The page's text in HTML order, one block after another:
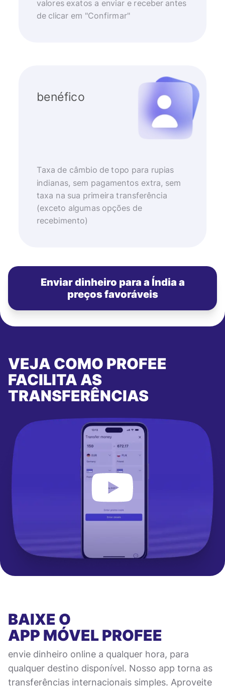
valores exatos a enviar e receber antes
de clicar em "Confirmar"
benéfico
Taxa de câmbio de topo para rupias
indianas, sem pagamentos extra, sem
taxa na sua primeira transferência
(exceto algumas opções de
recebimento)
Enviar dinheiro para a Índia a
preços favoráveis
VEJA COMO PROFEE
FACILITA AS
TRANSFERÊNCIAS
BAIXE O
APP MÓVELPROFEE
envie dinheiro online a qualquer hora, para
qualquer destino disponível. Nosso app torna as
transferências internacionais simples. Aproveite